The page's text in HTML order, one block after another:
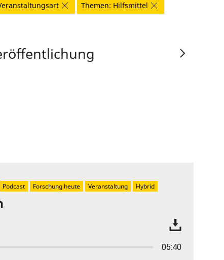
Themen: Hilfsmittel
05:40
Podcast Forschung heute Veranstaltung Hybrid